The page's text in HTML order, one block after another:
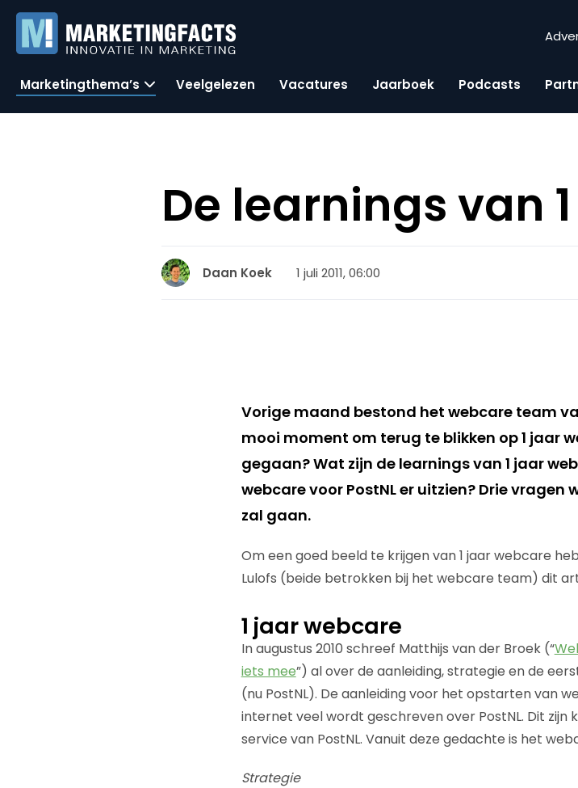
Marketingthema’s Veelgelezen Vacatures Jaarboek Podcasts
De learnings van
Daan Koek 1 juli 2011, 06:00
Vorige maand bestond het webcare team
mooi moment om terug te blikken op 1 jaar
gegaan? Wat zijn de learnings van 1 jaar
webcare voor PostNL er uitzien? Drie vragen
zal gaan.
Om een goed beeld te krijgen van 1 jaar webcare
Lulofs (beide betrokken bij het webcare team) dit
1 jaar webcare
In augustus 2010 schreef Matthijs van der Broek (“
iets mee”) al over de aanleiding, strategie en de
(nu PostNL). De aanleiding voor het opstarten van
internet veel wordt geschreven over PostNL. Dit
service van PostNL. Vanuit deze gedachte is het
Strategie